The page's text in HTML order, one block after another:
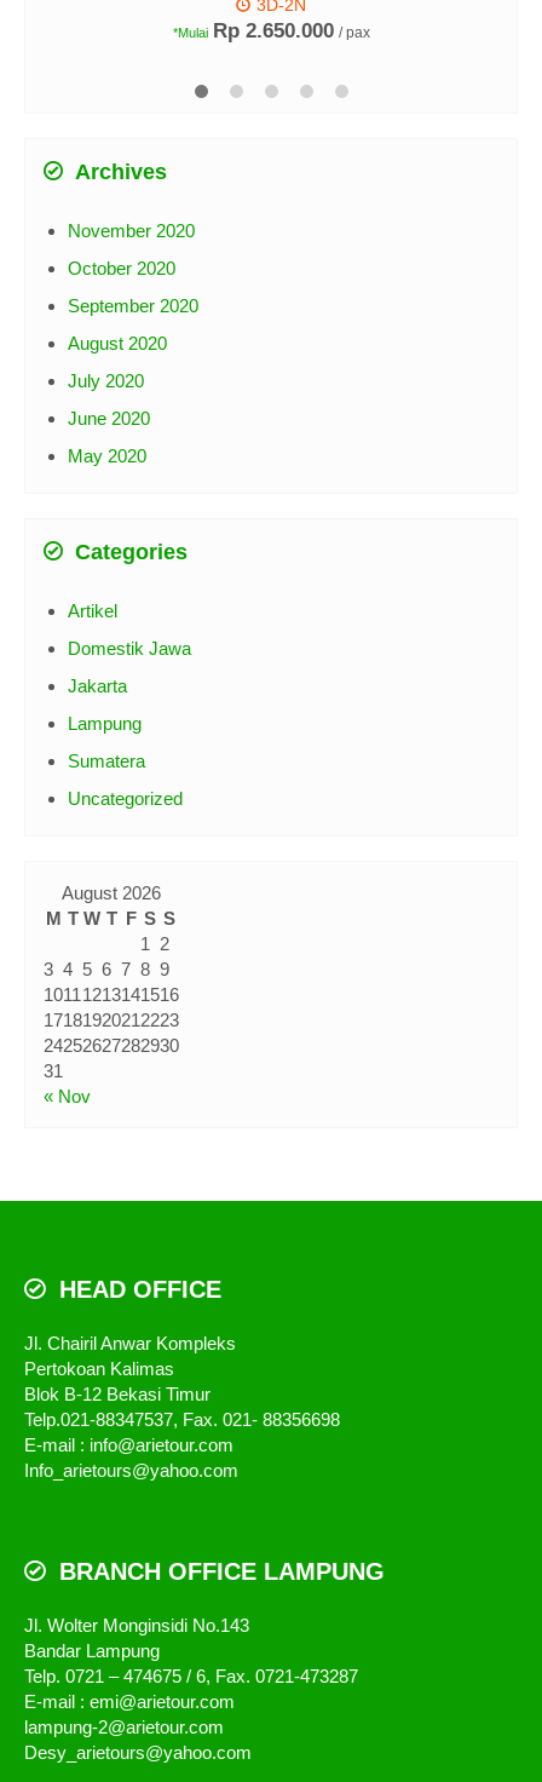
Rp 1.175.000
Archives
November 2020
October 2020
September 2020
August 2020
July 2020
June 2020
May 2020
Categories
Artikel
Domestik Jawa
Jakarta
Lampung
Sumatera
Uncategorized
August 2026
M T W T F S S
« Nov
1
2
3 4 5 6 7 8 9
1011 1213141516
1718192021 2223
24252627282930
31
HEAD OFFICE
Jl. Chairil Anwar Kompleks
Pertokoan Kalimas
Blok B-12 Bekasi Timur
Telp.021-88347537, Fax. 021- 88356698
E-mail : info@arietour.com
Info_arietours@yahoo.com
BRANCH OFFICE LAMPUNG
Jl. Wolter Monginsidi No.143
Bandar Lampung
Telp. 0721 – 474675 / 6, Fax. 0721-473287
E-mail : emi@arietour.com
lampung-2@arietour.com
Desy_arietours@yahoo.com